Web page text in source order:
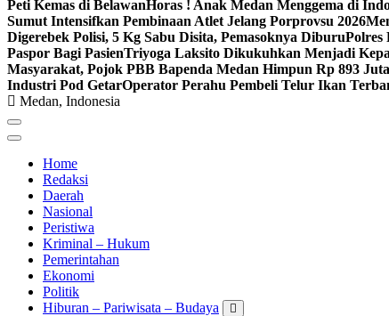
Peti Kemas di BelawanHoras ! Anak Medan Menggema di
Sumut Intensifkan Pembinaan Atlet Jelang Porprovsu 2026
Digerebek Polisi, 5 Kg Sabu Disita, Pemasoknya DiburuPolres
Paspor Bagi PasienTriyoga Laksito Dikukuhkan Menjadi
Masyarakat, Pojok PBB Bapenda Medan Himpun Rp 893
Industri Pod Getar‎‎Operator Perahu Pembeli Telur Ikan
Medan, Indonesia
Home
Redaksi
Daerah
Nasional
Peristiwa
Kriminal – Hukum
Pemerintahan
Ekonomi
Politik
Hiburan – Pariwisata – Budaya